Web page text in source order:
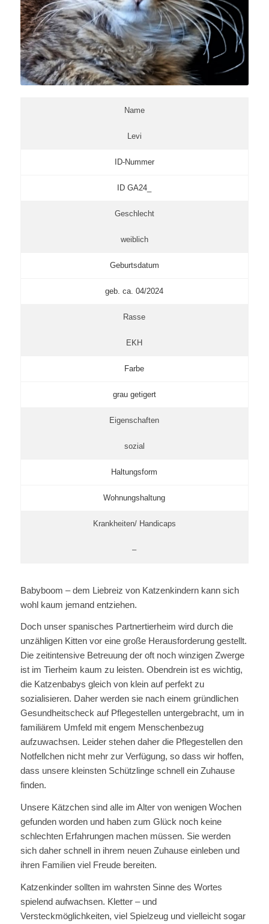
Name
Levi
ID-Nummer
ID GA24_
Geschlecht
weiblich
Geburtsdatum
geb. ca. 04/2024
Rasse
EKH
Farbe
grau getigert
Eigenschaften
sozial
Haltungsform
Wohnungshaltung
Krankheiten/ Handicaps
–
Babyboom – dem Liebreiz von Katzenkindern kann sich
wohl kaum jemand entziehen.
Doch unser spanisches Partnertierheim wird durch die
unzähligen Kitten vor eine große Herausforderung gestellt.
Die zeitintensive Betreuung der oft noch winzigen Zwerge
ist im Tierheim kaum zu leisten. Obendrein ist es wichtig,
die Katzenbabys gleich von klein auf perfekt zu
sozialisieren. Daher werden sie nach einem gründlichen
Gesundheitscheck auf Pflegestellen untergebracht, um in
familiärem Umfeld mit engem Menschenbezug
aufzuwachsen. Leider stehen daher die Pflegestellen den
Notfellchen nicht mehr zur Verfügung, so dass wir hoffen,
dass unsere kleinsten Schützlinge schnell ein Zuhause
finden.
Unsere Kätzchen sind alle im Alter von wenigen Wochen
gefunden worden und haben zum Glück noch keine
schlechten Erfahrungen machen müssen. Sie werden
sich daher schnell in ihrem neuen Zuhause einleben und
ihren Familien viel Freude bereiten.
Katzenkinder sollten im wahrsten Sinne des Wortes
spielend aufwachsen. Kletter – und
Versteckmöglichkeiten, viel Spielzeug und vielleicht sogar